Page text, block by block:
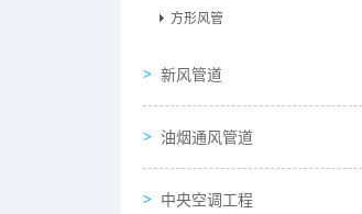
方形风管
新风管道
油烟通风管道
中央空调工程